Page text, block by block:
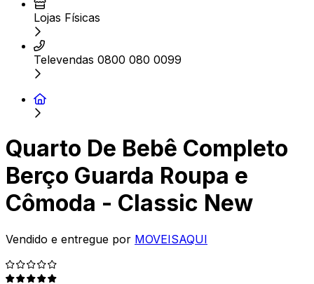
Lojas Físicas
Televendas 0800 080 0099
Quarto De Bebê Completo
Berço Guarda Roupa e
Cômoda - Classic New
Vendido e entregue por MOVEISAQUI